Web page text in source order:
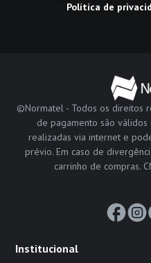
Política de
©Normatel - Todos os direitos
de pagamento são
realizadas via internet e
prévio. Em caso de
carrinho de compras.
Institucional